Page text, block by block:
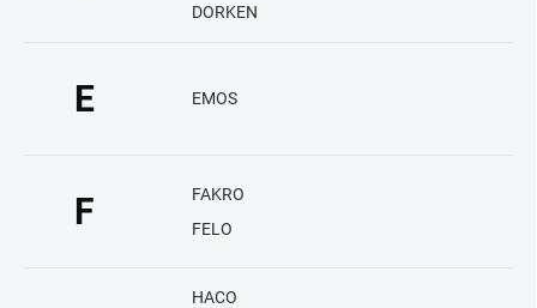
DORKEN
E EMOS
F
FAKRO
FELO
HACO